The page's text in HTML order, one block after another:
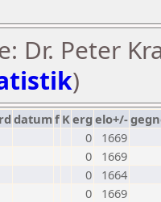
Dr. Peter
)
rd datumf Kerg elo+/-
0
1669
0
1669
0
1664
0
1669